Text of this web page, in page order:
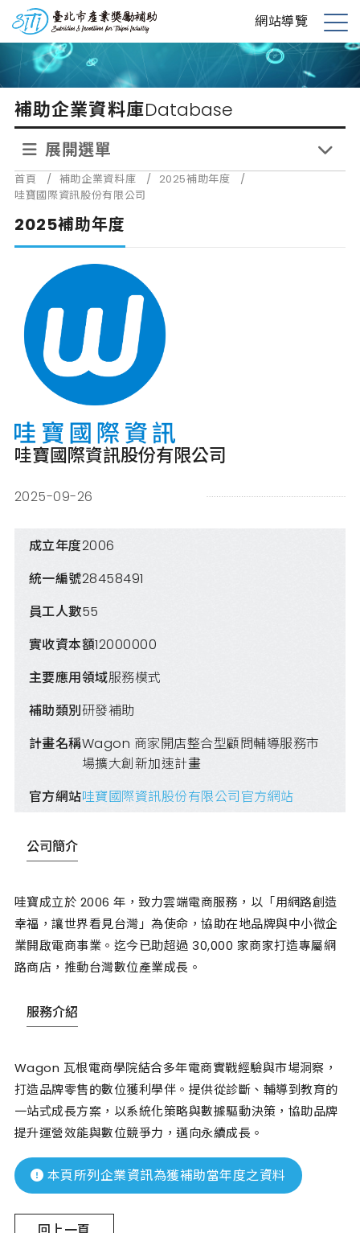
到
內
台北市產業獎勵補助 網站導覽
展
單
補助企業資料庫Database
展開選單
首頁 / 補助企業資料庫 / 2025補助年度
/
哇寶國際資訊股份有限公司
2025補助年度
哇寶國際資訊股份有限公司
2025-09-26
成立年度2006
統一編號28458491
員工人數55
實收資本額12000000
主要應用領域服務模式
補助類別研發補助
計畫名稱Wagon 商家開店整合型顧問輔導服務市
場擴大創新加速計畫
官方網站哇寶國際資訊股份有限公司官方網站
公司簡介
哇寶成立於 2006 年，致力雲端電商服務，以「用網路創造
幸福，讓世界看見台灣」為使命，協助在地品牌與中小微企
業開啟電商事業。迄今已助超過 30,000 家商家打造專屬網
路商店，推動台灣數位產業成長。
服務介紹
Wagon 瓦根電商學院結合多年電商實戰經驗與市場洞察，
打造品牌零售的數位獲利學伴。提供從診斷、輔導到教育的
一站式成長方案，以系統化策略與數據驅動決策，協助品牌
提升運營效能與數位競爭力，邁向永續成長。
本頁所列企業資訊為獲補助當年度之資料